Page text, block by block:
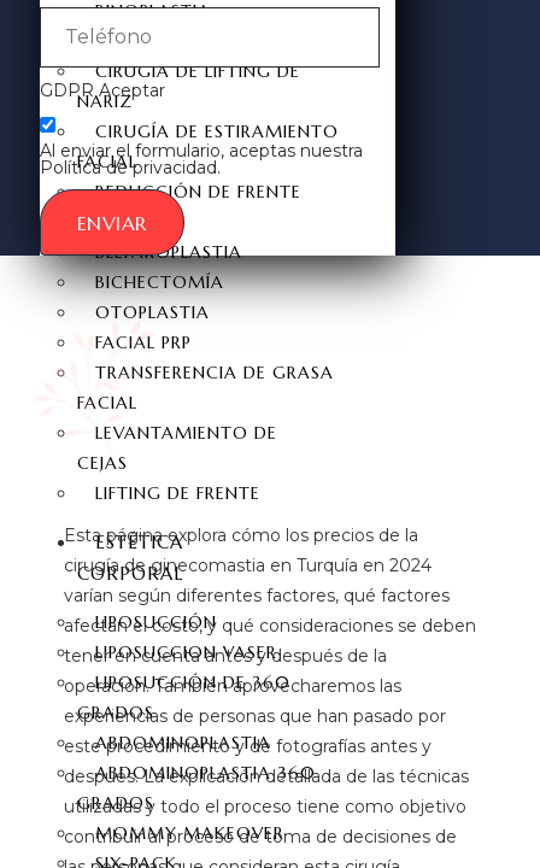
RINOPLASTIA
REVISIÓN RINOPLASTIA
CIRUGÍA DE LIFTING DE
NARIZ
CIRUGÍA DE ESTIRAMIENTO
FACIAL
REDUCCIÓN DE FRENTE
FOX EYES
BLEFAROPLASTIA
BICHECTOMÍA
OTOPLASTIA
FACIAL PRP
TRANSFERENCIA DE GRASA
FACIAL
LEVANTAMIENTO DE
CEJAS
LIFTING DE FRENTE
ESTÉTICA
CORPORAL
LIPOSUCCIÓN
LIPOSUCCION VASER
LIPOSUCCIÓN DE 360
GRADOS
ABDOMINOPLASTIA
ABDOMINOPLASTIA 360
GRADOS
MOMMY MAKEOVER
SIX-PACK
GDPR Aceptar
Al enviar el formulario, aceptas nuestra
Política de privacidad.
ENVIAR
Esta página explora cómo los precios de la
cirugía de ginecomastia en Turquía en 2024
varían según diferentes factores, qué factores
afectan el costo, y qué consideraciones se deben
tener en cuenta antes y después de la
operación. También aprovecharemos las
experiencias de personas que han pasado por
este procedimiento y de fotografías antes y
después. La explicación detallada de las técnicas
utilizadas y todo el proceso tiene como objetivo
contribuir al proceso de toma de decisiones de